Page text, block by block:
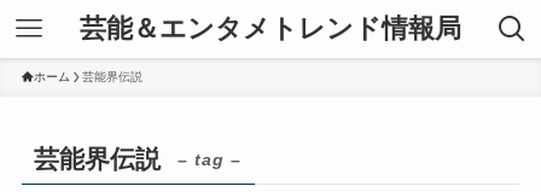
芸能＆エンタメトレンド情報局
ホーム 芸能界伝説
芸能界伝説 – tag –